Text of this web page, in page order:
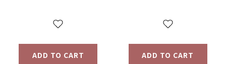
ADD TO CART ADD TO CART